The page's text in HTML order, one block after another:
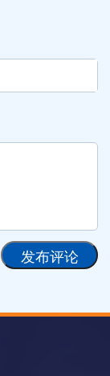
发布评论